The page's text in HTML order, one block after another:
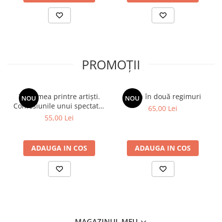
PROMOȚII
NOU
Viața mea printre artiști.
Confesiunile unui spectator
fidel
55,00 Lei
ADAUGA IN COS
NOU
Spion în două regimuri
65,00 Lei
ADAUGA IN COS